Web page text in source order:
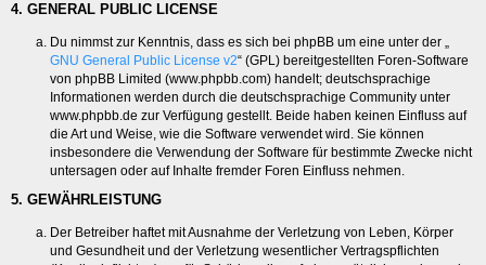
4. GENERAL PUBLIC LICENSE
Du nimmst zur Kenntnis, dass es sich bei phpBB um eine unter der „
GNU General Public License v2“ (GPL) bereitgestellten Foren-Software
von phpBB Limited (www.phpbb.com) handelt; deutschsprachige
Informationen werden durch die deutschsprachige Community unter
www.phpbb.de zur Verfügung gestellt. Beide haben keinen Einfluss auf
die Art und Weise, wie die Software verwendet wird. Sie können
insbesondere die Verwendung der Software für bestimmte Zwecke nicht
untersagen oder auf Inhalte fremder Foren Einfluss nehmen.
5. GEWÄHRLEISTUNG
Der Betreiber haftet mit Ausnahme der Verletzung von Leben, Körper
und Gesundheit und der Verletzung wesentlicher Vertragspflichten